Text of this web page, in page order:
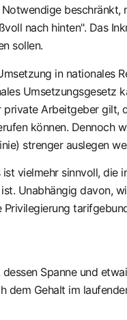
nach hinten". Das
sollen.
in nationales
Umsetzungsgesetz
Arbeitgeber gilt,
können. Dennoch
strenger auslegen
vielmehr sinnvoll, die
Unabhängig davon,
Spanne und
dem Gehalt im